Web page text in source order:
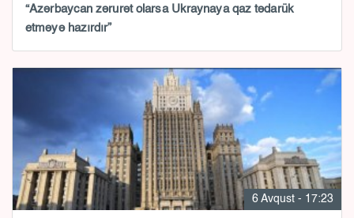
“Azərbaycan zərurət olarsa Ukraynaya qaz tədarük
etməyə hazırdır”
6 Avqust - 17:23